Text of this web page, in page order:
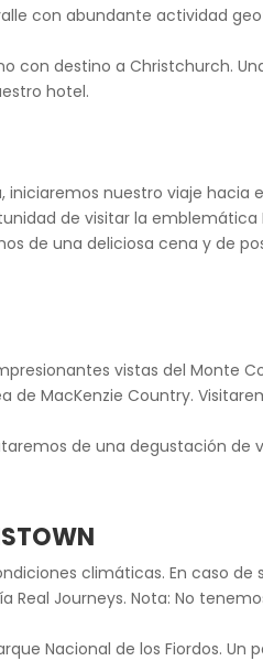
con abundante actividad
con destino a Christchurch.
hotel.
nuestro viaje hacia
de visitar la emblemática
de una deliciosa cena y de
vistas del Monte
MacKenzie Country.
de una degustación de
climáticas. En caso
Journeys. Nota: No
Nacional de los Fiordos. Un